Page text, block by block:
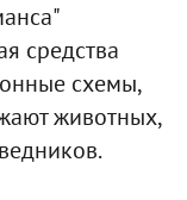
средства
схемы,
животных,